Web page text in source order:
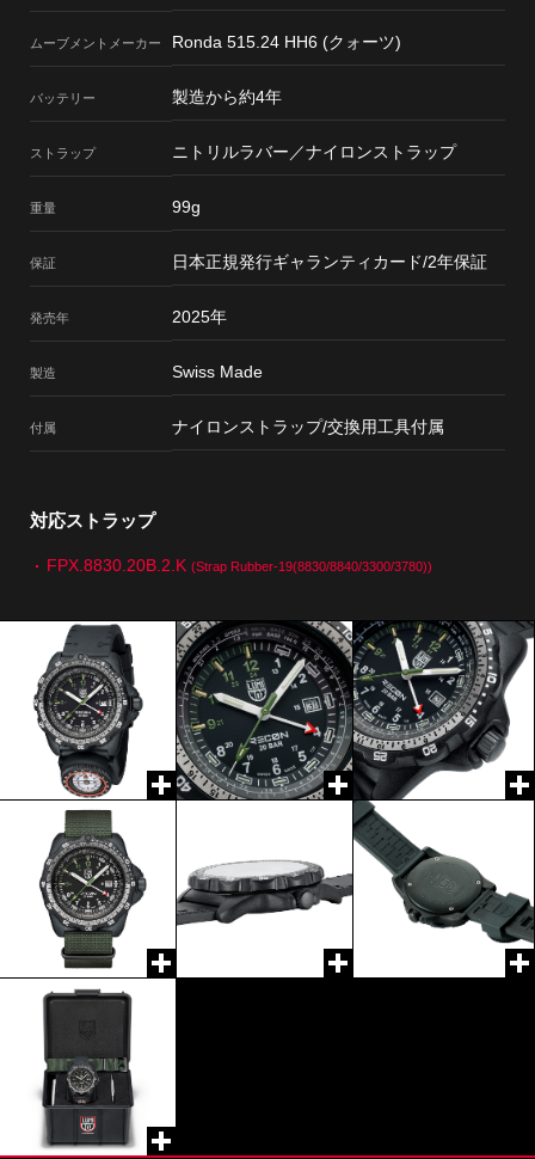
ムーブメント メーカー Ronda 515.24 HH6 (クォーツ)
バッテリー 製造から約4年
ストラップ ニトリルラバー／ナイロンストラップ
重量 99g
保証 日本正規発行ギャランティカード/2年保証
発売年 2025年
製造 Swiss Made
付属 ナイロンストラップ/交換用工具付属
対応ストラップ
FPX.8830.20B.2.K (Strap Rubber-19(8830/8840/3300/3780))